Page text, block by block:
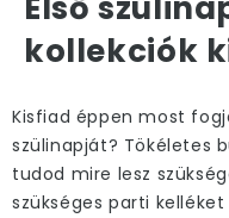
kollekciók
Kisfiad éppen most
szülinapját? Tökéletes
tudod mire lesz
szükséges parti